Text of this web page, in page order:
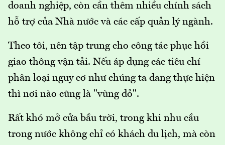
doanh nghiệp, còn cần thêm nhiều chính sách
hỗ trợ của Nhà nước và các cấp quản lý ngành.
Theo tôi, nên tập trung cho công tác phục hồi
giao thông vận tải. Nếu áp dụng các tiêu chí
phân loại nguy cơ như chúng ta đang thực hiện
thì nơi nào cũng là "vùng đỏ".
Rất khó mở cửa bầu trời, trong khi nhu cầu
trong nước không chỉ có khách du lịch, mà còn